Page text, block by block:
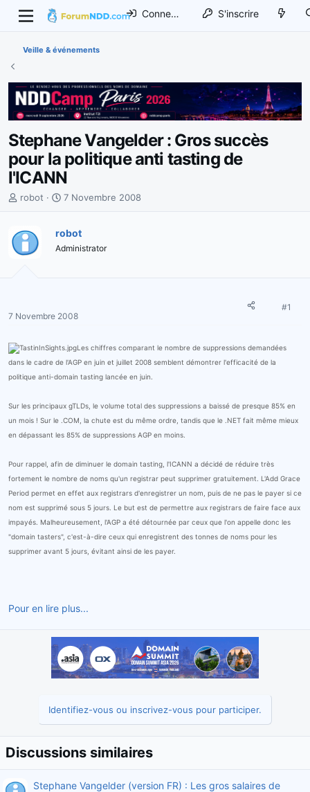
Connexion S'inscrire
Veille & événements
Stephane Vangelder : Gros succès
pour la politique anti tasting de
l'ICANN
I
t
i
r
e
l
a
s
c
robot
D
e
d
u
7 Novembre 2008
robot
Administrator
7 Novembre 2008
#1
Les chiffres comparant le nombre de suppressions demandées
dans le cadre de l'AGP en juin et juillet 2008 semblent démontrer l'efficacité de la
politique anti-domain tasting lancée en juin.
Sur les principaux gTLDs, le volume total des suppressions a baissé de presque 85% en
un mois ! Sur le .COM, la chute est du même ordre, tandis que le .NET fait même mieux
en dépassant les 85% de suppressions AGP en moins.
Pour rappel, afin de diminuer le domain tasting, l'ICANN a décidé de réduire très
fortement le nombre de noms qu'un registrar peut supprimer gratuitement. L'Add Grace
Period permet en effet aux registrars d'enregistrer un nom, puis de ne pas le payer si ce
nom est supprimé sous 5 jours. Le but est de permettre aux registrars de faire face aux
impayés. Malheureusement, l'AGP a été détournée par ceux que l'on appelle donc les
"domain tasters", c'est-à-dire ceux qui enregistrent des tonnes de noms pour les
supprimer avant 5 jours, évitant ainsi de les payer.
Pour en lire plus...
Identifiez-vous ou inscrivez-vous pour participer.
Discussions similaires
Stephane Vangelder (version FR) : Les gros salaires de